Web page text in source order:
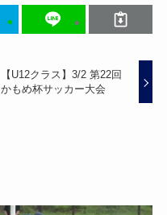
【U12クラス】3/2 第22回
かもめ杯サッカー大会